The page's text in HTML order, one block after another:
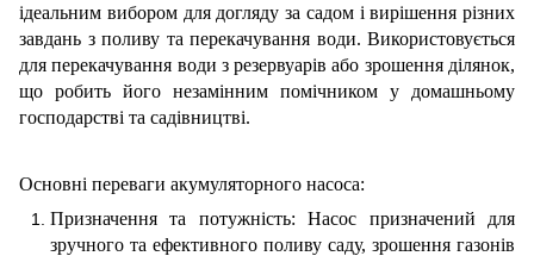
ідеальним вибором для догляду за садом і вирішення різних
завдань з поливу та перекачування води. Використовується
для перекачування води з резервуарів або зрошення ділянок,
що робить його незамінним помічником у домашньому
господарстві та садівництві.
Основні переваги акумуляторного насоса:
Призначення та потужність: Насос призначений для
зручного та ефективного поливу саду, зрошення газонів